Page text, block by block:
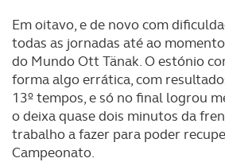
consentimento e quando tal se
necessário no contexto dos
Realçamos que o bloqueio de certo
tecnologias similares pode ter
experiência de navegação no
disponibilizados.
Em oitavo, e de novo com
todas as jornadas até ao
do Mundo Ott Tänak. O estónio
forma algo errática, com
13º tempos, e só no final logrou
o deixa quase dois minutos da
trabalho a fazer para poder
Campeonato.